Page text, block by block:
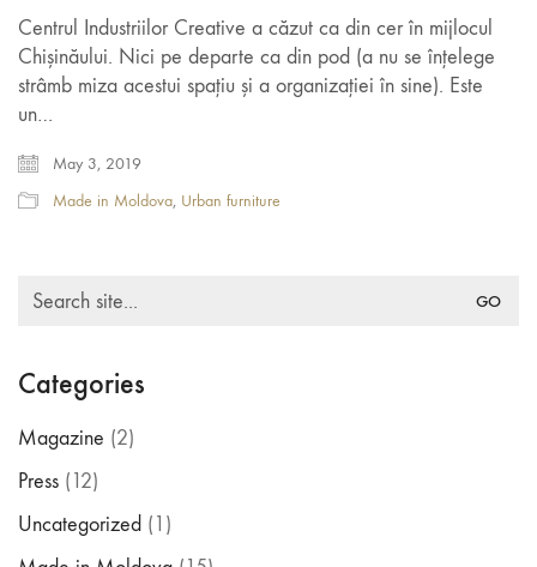
Centrul Industriilor Creative a căzut ca din cer în mijlocul
Chișinăului. Nici pe departe ca din pod (a nu se înțelege
strâmb miza acestui spațiu și a organizației în sine). Este
un…
May 3, 2019
Made in Moldova, Urban furniture
Search
Categories
Magazine (2)
Press (12)
Uncategorized (1)